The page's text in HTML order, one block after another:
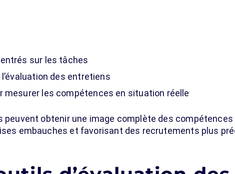
sur les tâches
des entretiens
les compétences en situation réelle
obtenir une image complète des
embauches et favorisant des recrutements plus